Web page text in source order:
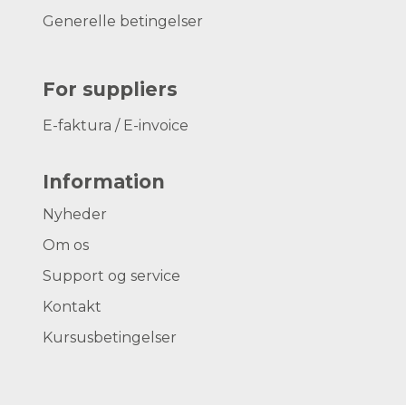
Generelle betingelser
For suppliers
E-faktura / E-invoice
Information
Nyheder
Om os
Support og service
Kontakt
Kursusbetingelser